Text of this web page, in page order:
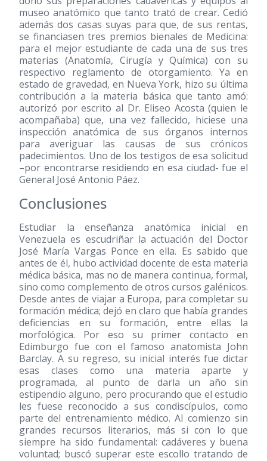
museo anatómico que tanto trató de crear. Cedió
además dos casas suyas para que, de sus rentas,
se financiasen tres premios bienales de Medicina:
para el mejor estudiante de cada una de sus tres
materias (Anatomía, Cirugía y Química) con su
respectivo reglamento de otorgamiento. Ya en
estado de gravedad, en Nueva York, hizo su última
contribución a la materia básica que tanto amó:
autorizó por escrito al Dr. Eliseo Acosta (quien le
acompañaba) que, una vez fallecido, hiciese una
inspección anatómica de sus órganos internos
para averiguar las causas de sus crónicos
padecimientos. Uno de los testigos de esa solicitud
–por encontrarse residiendo en esa ciudad- fue el
General José Antonio Páez.
Conclusiones
Estudiar la enseñanza anatómica inicial en
Venezuela es escudriñar la actuación del Doctor
José María Vargas Ponce en ella. Es sabido que
antes de él, hubo actividad docente de esta materia
médica básica, mas no de manera continua, formal,
sino como complemento de otros cursos galénicos.
Desde antes de viajar a Europa, para completar su
formación médica; dejó en claro que había grandes
deficiencias en su formación, entre ellas la
morfológica. Por eso su primer contacto en
Edimburgo fue con el famoso anatomista John
Barclay. A su regreso, su inicial interés fue dictar
esas clases como una materia aparte y
programada, al punto de darla un año sin
estipendio alguno, pero procurando que el estudio
les fuese reconocido a sus condiscípulos, como
parte del entrenamiento médico. Al comienzo sin
grandes recursos literarios, más si con lo que
siempre ha sido fundamental: cadáveres y buena
voluntad; buscó superar este escollo tratando de